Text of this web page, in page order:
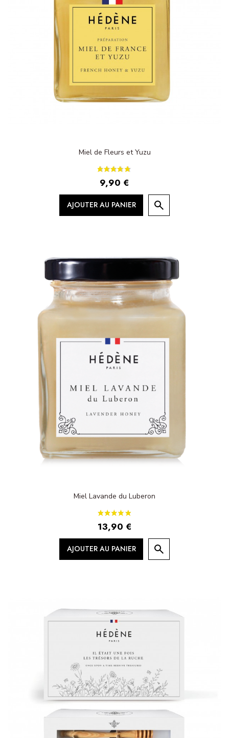
Miel de Fleurs et Yuzu
9,90 €
AJOUTER AU PANIER
Miel Lavande du Luberon
13,90 €
AJOUTER AU PANIER